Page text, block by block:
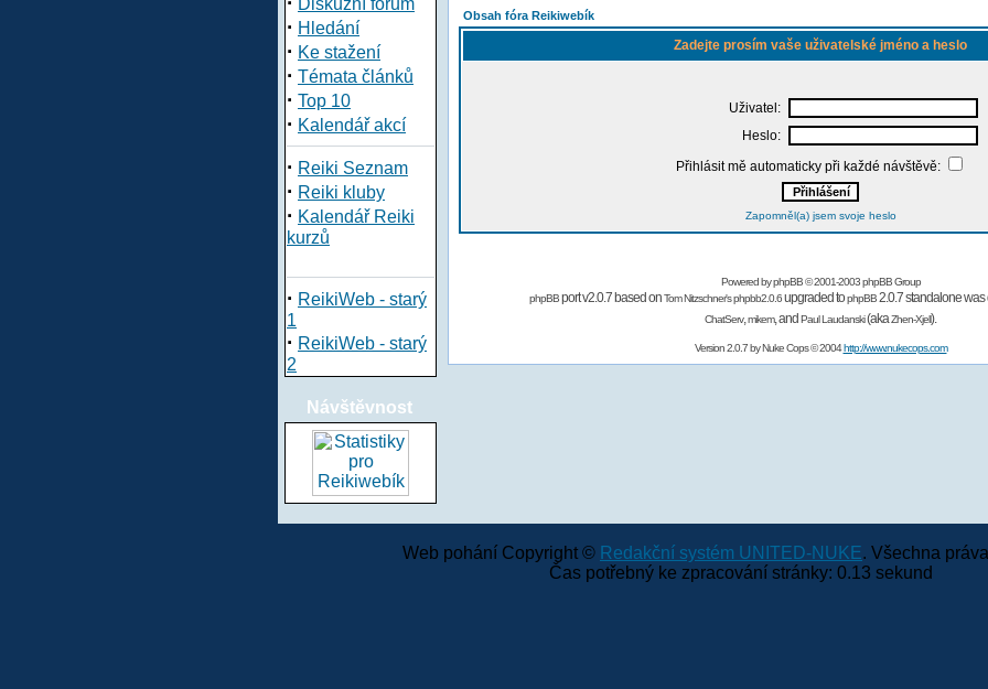
Diskuzní fórum
· Hledání
· Ke stažení
· Témata článků
· Top 10
· Kalendář akcí
· Reiki Seznam
· Reiki kluby
· Kalendář Reiki
kurzů
· ReikiWeb - starý
1
· ReikiWeb - starý
2
Návštěvnost
Obsah fóra Reikiwebík
Zadejte prosím vaše uživatelské jméno a heslo
Uživatel:
Heslo:
Přihlásit mě automaticky při každé návštěvě:
Zapomněl(a) jsem svoje heslo
Powered byphpBB© 2001-2003 phpBB Group
phpBBport v2.0.7 based onTom Nitzschner'sphpbb2.0.6upgraded tophpBB2.0.7 standalone
ChatServ,mikem,and Paul Laudanski(akaZhen-Xjell).
Version 2.0.7 byNuke Cops© 2004http://www.nukecops.com
Web pohání Copyright © Redakční systém UNITED-NUKE. Všechna
Čas potřebný ke zpracování stránky: 0.13 sekund